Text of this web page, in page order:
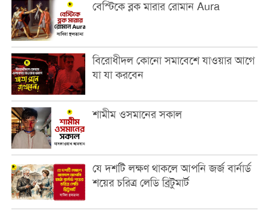
বেস্টিকে ব্লক মারার রোমান Aura
বিরোধীদল কোনো সমাবেশে যাওয়ার আগে
যা যা করবেন
শামীম ওসমানের সকাল
যে দশটি লক্ষণ থাকলে আপনি জর্জ বার্নার্ড
শয়ের চরিত্র লেডি ব্রিটুমার্ট